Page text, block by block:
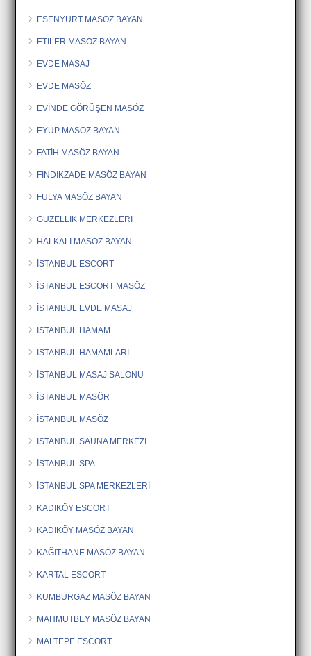
ESENYURT MASÖZ BAYAN
ETİLER MASÖZ BAYAN
EVDE MASAJ
EVDE MASÖZ
EVİNDE GÖRÜŞEN MASÖZ
EYÜP MASÖZ BAYAN
FATİH MASÖZ BAYAN
FINDIKZADE MASÖZ BAYAN
FULYA MASÖZ BAYAN
GÜZELLİK MERKEZLERİ
HALKALI MASÖZ BAYAN
İSTANBUL ESCORT
İSTANBUL ESCORT MASÖZ
İSTANBUL EVDE MASAJ
İSTANBUL HAMAM
İSTANBUL HAMAMLARI
İSTANBUL MASAJ SALONU
İSTANBUL MASÖR
İSTANBUL MASÖZ
İSTANBUL SAUNA MERKEZİ
İSTANBUL SPA
İSTANBUL SPA MERKEZLERİ
KADIKÖY ESCORT
KADIKÖY MASÖZ BAYAN
KAĞITHANE MASÖZ BAYAN
KARTAL ESCORT
KUMBURGAZ MASÖZ BAYAN
MAHMUTBEY MASÖZ BAYAN
MALTEPE ESCORT